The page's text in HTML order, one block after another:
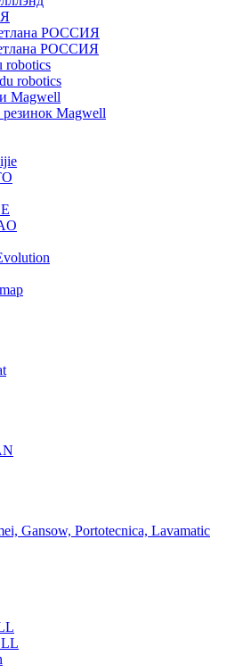
РОССИЯ
РОССИЯ
robotics
robotics
Magwell
Magwell
Gansow, Portotecnica, Lavamatic